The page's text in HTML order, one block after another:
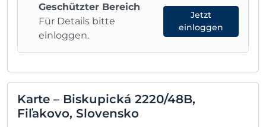
Geschützter Bereich
Für Details bitte
einloggen.
Jetzt
einloggen
Karte – Biskupická 2220/48B,
Fiľakovo, Slovensko